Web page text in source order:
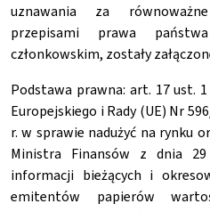
uznawania za
przepisami prawa
członkowskim, zostały
Podstawa prawna: art. 17 ust.
Europejskiego i Rady (UE) Nr
r. w sprawie nadużyć na rynku
Ministra Finansów z dnia
informacji bieżących i
emitentów papierów